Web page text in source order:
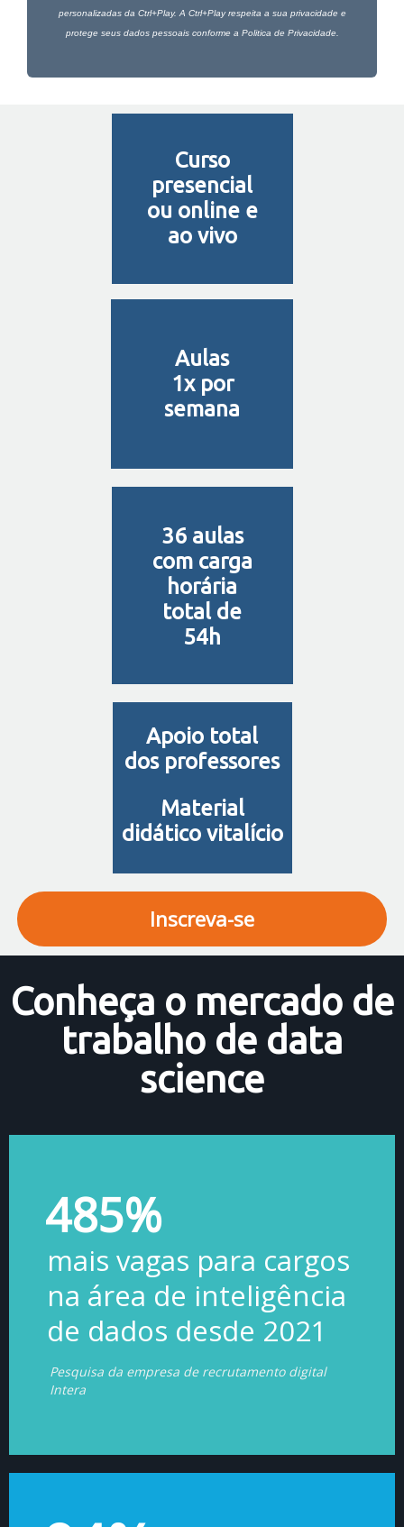
personalizadas da Ctrl+Play. A Ctrl+Play respeita a sua privacidade e
protege seus dados pessoais conforme a Politica de Privacidade.
Curso
presencial
ou online e
ao vivo
Aulas
1x por
semana
36 aulas
com carga
horária
total de
54h
Apoio total
dos professores
Material
didático vitalício
Inscreva-se
Conheça o mercado de
trabalho de data
science
485%
mais vagas para cargos
na área de inteligência
de dados desde 2021
Pesquisa da empresa de recrutamento digital
Intera